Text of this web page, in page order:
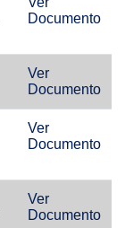
Documento
Ver
Documento
Ver
Documento
Ver
Documento